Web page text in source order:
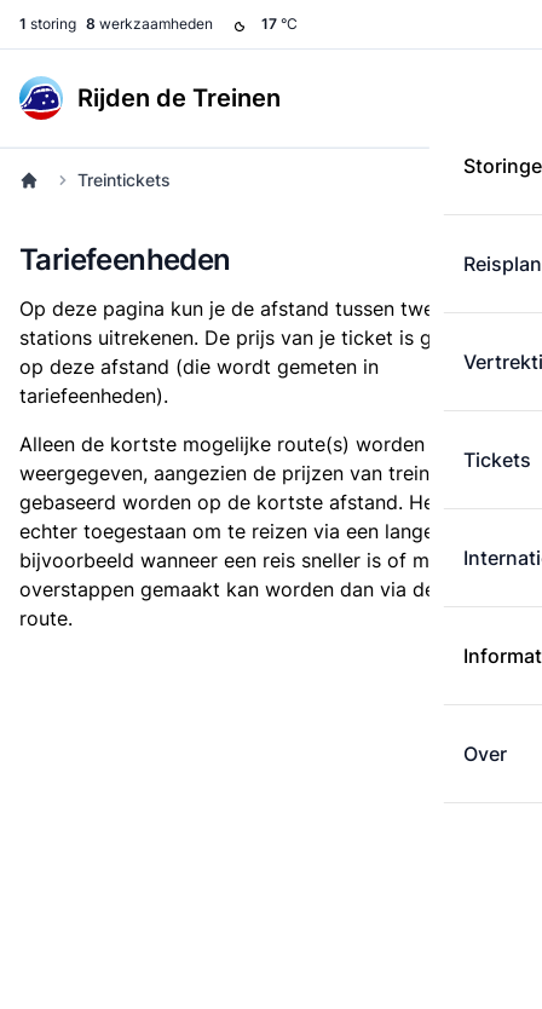
1 storing 8 werkzaamheden 17 °C
Rijden de Treinen
Tickets
Over
Treintickets
Tariefeenheden
Op deze pagina kun je de afstand tussen twee
stations uitrekenen. De prijs van je ticket is gebaseerd
op deze afstand (die wordt gemeten in
tariefeenheden).
Alleen de kortste mogelijke route(s) worden
weergegeven, aangezien de prijzen van treintickets
gebaseerd worden op de kortste afstand. Het is
echter toegestaan om te reizen via een langere route,
bijvoorbeeld wanneer een reis sneller is of met minder
overstappen gemaakt kan worden dan via de kortste
route.